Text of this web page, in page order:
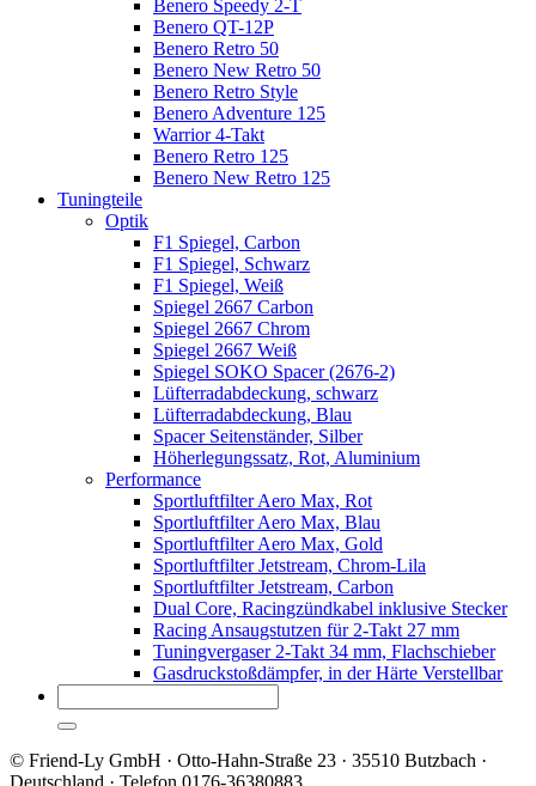
Benero Speedy 2-T
Benero QT-12P
Benero Retro 50
Benero New Retro 50
Benero Retro Style
Benero Adventure 125
Warrior 4-Takt
Benero Retro 125
Benero New Retro 125
Tuningteile
Optik
F1 Spiegel, Carbon
F1 Spiegel, Schwarz
F1 Spiegel, Weiß
Spiegel 2667 Carbon
Spiegel 2667 Chrom
Spiegel 2667 Weiß
Spiegel SOKO Spacer (2676-2)
Lüfterradabdeckung, schwarz
Lüfterradabdeckung, Blau
Spacer Seitenständer, Silber
Höherlegungssatz, Rot, Aluminium
Performance
Sportluftfilter Aero Max, Rot
Sportluftfilter Aero Max, Blau
Sportluftfilter Aero Max, Gold
Sportluftfilter Jetstream, Chrom-Lila
Sportluftfilter Jetstream, Carbon
Dual Core, Racingzündkabel inklusive Stecker
Racing Ansaugstutzen für 2-Takt 27 mm
Tuningvergaser 2-Takt 34 mm, Flachschieber
Gasdruckstoßdämpfer, in der Härte Verstellbar
© Friend-Ly GmbH · Otto-Hahn-Straße 23 · 35510 Butzbach ·